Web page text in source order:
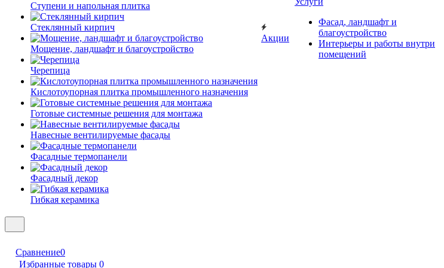
Ступени и напольная плитка
Cтеклянный кирпич
Мощение, ландшафт и благоустройство
Черепица
Кислотоупорная плитка промышленного назначения
Готовые системные решения для монтажа
Навесные вентилируемые фасады
Фасадные термопанели
Фасадный декор
Гибкая керамика
Акции
Фасад, ландшафт и
благоустройство
Интерьеры и работы внутри
помещений
Сравнение0
Избранные товары 0